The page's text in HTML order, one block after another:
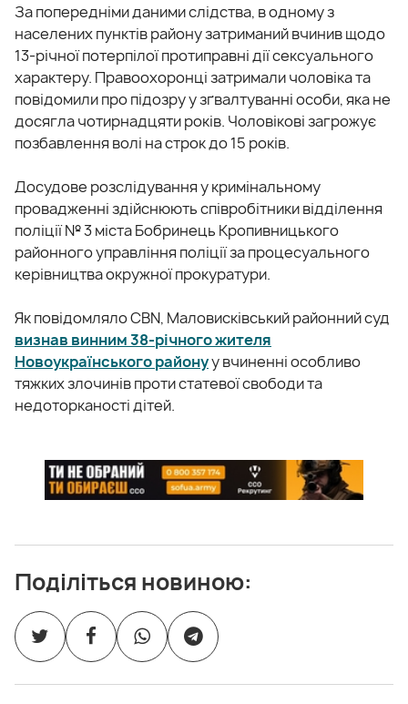
За попередніми даними слідства, в одному з
населених пунктів району затриманий вчинив щодо
13-річної потерпілої протиправні дії сексуального
характеру. Правоохоронці затримали чоловіка та
повідомили про підозру у зґвалтуванні особи, яка не
досягла чотирнадцяти років. Чоловікові загрожує
позбавлення волі на строк до 15 років.
Досудове розслідування у кримінальному
провадженні здійснюють співробітники відділення
поліції № 3 міста Бобринець Кропивницького
районного управління поліції за процесуального
керівництва окружної прокуратури.
Як повідомляло CBN, Маловисківський районний суд
визнав винним 38-річного жителя
Новоукраїнського районуу вчиненні особливо
тяжких злочинів проти статевої свободи та
недоторканості дітей.
Поділіться новиною: